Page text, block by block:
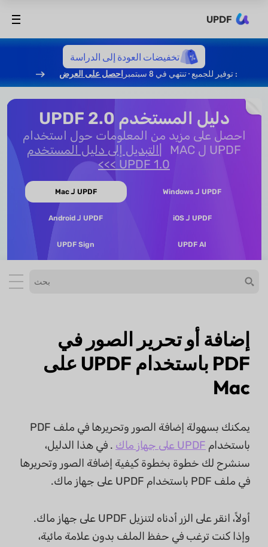
UPDF
تخفيضات العودة إلى الدراسة
: توفير للجميع · تنتهي في 8 سبتمبر احصل على العرض
دليل المستخدم UPDF 2.0
احصل على مزيد من المعلومات حول استخدام
UPDF ل MAC
التبديل إلى دليل المستخدم
UPDF 1.0 >>>
UPDF لـ Windows UPDF لـ Mac
UPDF لـ iOS UPDF لـ Android
UPDF AI
UPDF Sign
إضافة أو تحرير الصور في
PDF باستخدام UPDF على
Mac
يمكنك بسهولة إضافة الصور وتحريرها في ملف PDF
باستخدام UPDF على جهاز ماك
. في هذا الدليل،
سنشرح لك خطوة بخطوة كيفية إضافة الصور وتحريرها
في ملف PDF باستخدام UPDF على جهاز ماك.
أولاً، انقر على الزر أدناه لتنزيل UPDF على جهاز ماك.
وإذا كنت ترغب في حفظ الملف بدون علامة مائية،